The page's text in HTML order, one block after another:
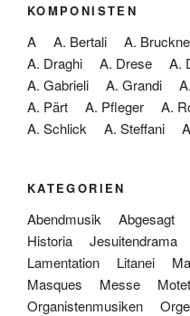
KOMPONISTEN
A A. Bertali A.
A. Draghi
A. Drese A.
A. Gabrieli
A. Grandi
A. Pärt
A. Pfleger A.
A. Schlick
A. Steffani
KATEGORIEN
Abendmusik Abgesagt
Historia
Jesuitendrama
Lamentation
Litanei
Masques
Messe
Organistenmusiken